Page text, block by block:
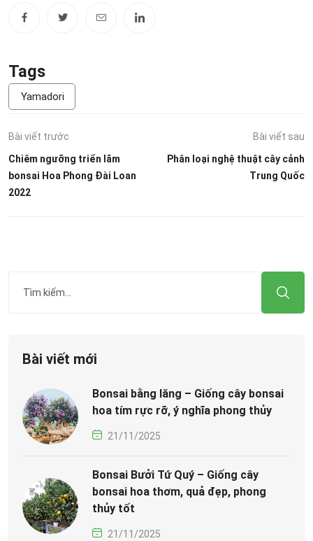
Tags
Yamadori
Bài viết trước
Chiêm ngưỡng triển lãm
bonsai Hoa Phong Đài Loan
2022
Bài viết sau
Phân loại nghệ thuật cây cảnh
Trung Quốc
Bài viết mới
Bonsai bằng lăng – Giống cây bonsai
hoa tím rực rỡ, ý nghĩa phong thủy
21/11/2025
Bonsai Bưởi Tứ Quý – Giống cây
bonsai hoa thơm, quả đẹp, phong
thủy tốt
21/11/2025